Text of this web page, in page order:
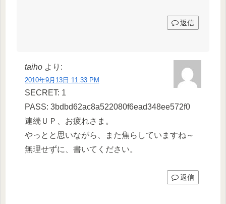
返信
taiho より:
2010年9月13日 11:33 PM
SECRET: 1
PASS: 3bdbd62ac8a522080f6ead348ee572f0
連続ＵＰ、お疲れさま。
やっとと思いながら、また焦らしていますね～
無理せずに、書いてください。
返信